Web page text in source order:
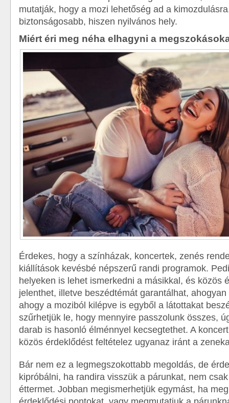
mutatják, hogy a mozi lehetőség ad a
biztonságosabb, hiszen nyilvános hely.
Miért éri meg néha elhagyni a
Érdekes, hogy a színházak, koncertek, zenés
kiállítások kevésbé népszerű randi programok.
helyeken is lehet ismerkedni a másikkal, és közös
jelenthet, illetve beszédtémát garantálhat,
ahogy a moziból kilépve is egyből a látottakat
szűrhetjük le, hogy mennyire passzolunk összes,
darab is hasonló élménnyel kecsegtethet. A
közös érdeklődést feltételez ugyanaz iránt a
Bár nem ez a legmegszokottabb megoldás, de
kipróbálni, ha randira visszük a párunkat, nem
éttermet. Jobban megismerhetjük egymást, ha